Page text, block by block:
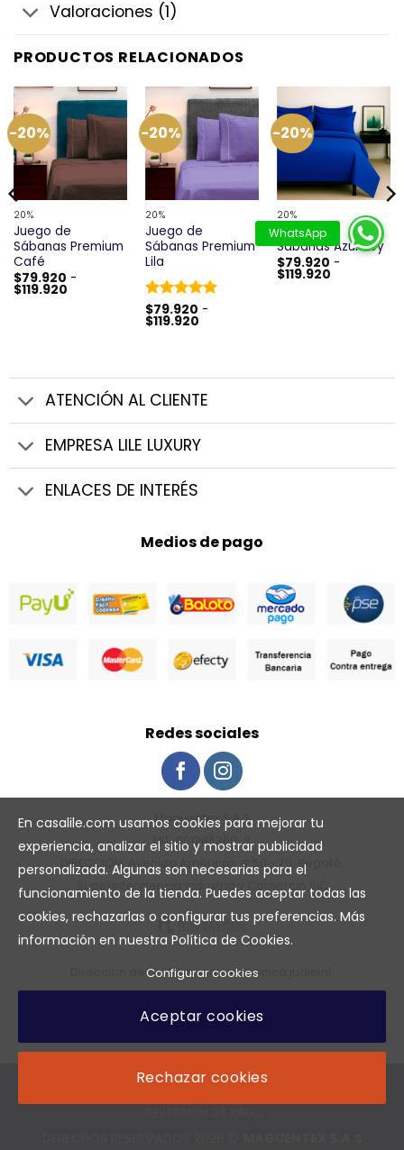
Valoraciones (1)
PRODUCTOS RELACIONADOS
-20%
20%
Juego de
Sábanas Premium
Café
$79.920 -
$119.920Rango
-20%
20%
Juego de
Sábanas Premium
Lila
Valorado
con5de 5
$79.920 -
$119.920Rango
hasta
$119.920
-20%
20%
Juego de
Sábanas Azul Rey
$79.920 -
$119.920Rango
ATENCIÓN AL CLIENTE
EMPRESA LILE LUXURY
ENLACES DE INTERÉS
Medios de pago
Redes sociales
Maguentex S.A.S
NIT: 901286369-8
DIRECCION: Avenida Américas # 50 - 70, Bogotá.
Superintendencia Industria y Comercio SIC
Dirección de notificación electrónica judicial:
maguentex2019@hotmail.com
Teléfono de notificacion judicial: 2614924
POLÍTICA DE PRIVACIDAD
TÉRMINOS Y CONDICIONES DE USO
CAMBIOS O DEVOLUCIONES
DERECHO AL RETRACTO
En casalile.com usamos cookies para mejorar tu
experiencia, analizar el sitio y mostrar publicidad
personalizada. Algunas son necesarias para el
funcionamiento de la tienda. Puedes aceptar todas las
cookies, rechazarlas o configurar tus preferencias. Más
información en nuestra Política de Cookies.
Configurar cookies
Aceptar cookies
Rechazar cookies